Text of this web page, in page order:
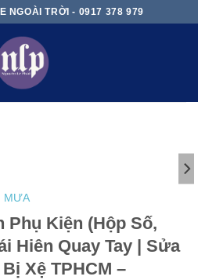
NGOÀI TRỜI - 0917 378 979
MƯA
Phụ Kiện (Hộp Số,
Hiên Quay Tay | Sửa
Xệ TPHCM –